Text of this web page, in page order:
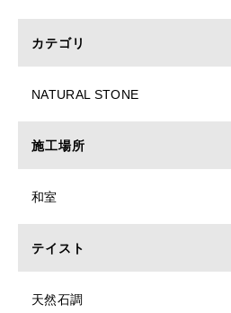
カテゴリ
NATURAL STONE
施工場所
和室
テイスト
天然石調